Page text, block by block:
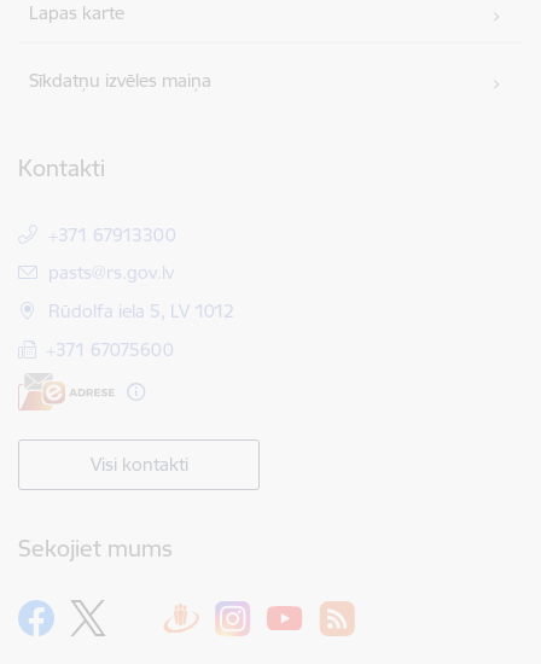
Lapas karte
Sīkdatņu izvēles maiņa
Kontakti
+371 67913300
E-pasts:
pasts@rs.gov.lv
Rūdolfa iela 5, LV 1012
+371 67075600
Visi kontakti
Sekojiet mums